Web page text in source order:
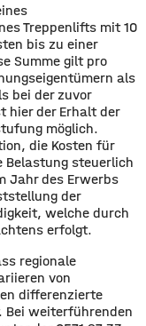
Treppenlifts mit 10
bis zu einer
Summe gilt pro
als
bei der zuvor
hier der Erhalt der
möglich.
die Kosten für
Belastung steuerlich
Jahr des Erwerbs
der
welche durch
erfolgt.
regionale
von
differenzierte
Bei weiterführenden